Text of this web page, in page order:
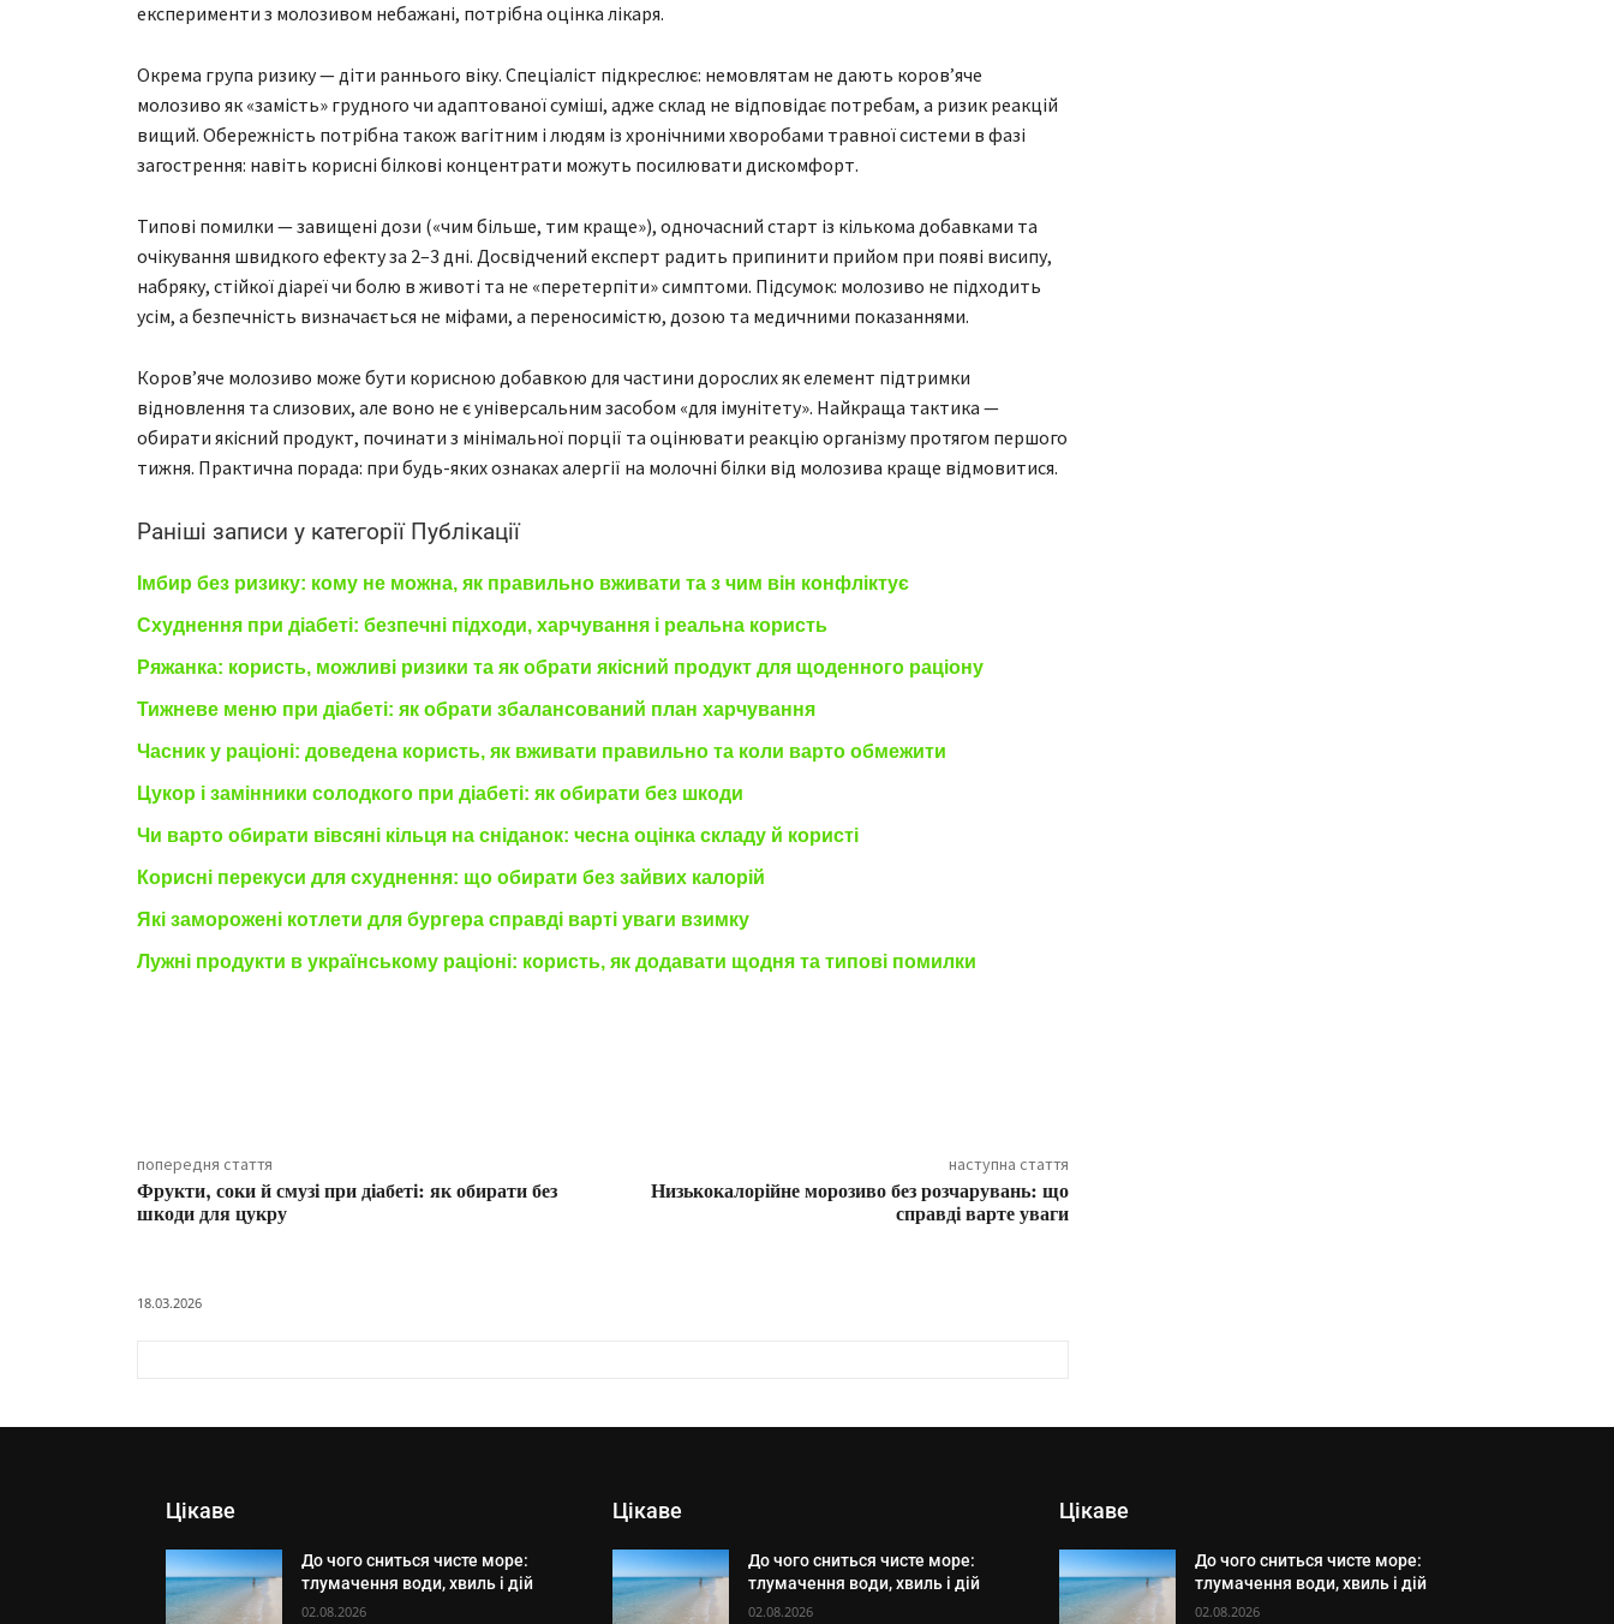
експерименти з молозивом небажані, потрібна оцінка лікаря.
Окрема група ризику — діти раннього віку. Спеціаліст підкреслює: немовлятам не дають коров’яче
молозиво як «замість» грудного чи адаптованої суміші, адже склад не відповідає потребам, а ризик реакцій
вищий. Обережність потрібна також вагітним і людям із хронічними хворобами травної системи в фазі
загострення: навіть корисні білкові концентрати можуть посилювати дискомфорт.
Типові помилки — завищені дози («чим більше, тим краще»), одночасний старт із кількома добавками та
очікування швидкого ефекту за 2–3 дні. Досвідчений експерт радить припинити прийом при появі висипу,
набряку, стійкої діареї чи болю в животі та не «перетерпіти» симптоми. Підсумок: молозиво не підходить
усім, а безпечність визначається не міфами, а переносимістю, дозою та медичними показаннями.
Коров’яче молозиво може бути корисною добавкою для частини дорослих як елемент підтримки
відновлення та слизових, але воно не є універсальним засобом «для імунітету». Найкраща тактика —
обирати якісний продукт, починати з мінімальної порції та оцінювати реакцію організму протягом першого
тижня. Практична порада: при будь-яких ознаках алергії на молочні білки від молозива краще відмовитися.
Раніші записи у категорії Публікації
Імбир без ризику: кому не можна, як правильно вживати та з чим він конфліктує
Схуднення при діабеті: безпечні підходи, харчування і реальна користь
Ряжанка: користь, можливі ризики та як обрати якісний продукт для щоденного раціону
Тижневе меню при діабеті: як обрати збалансований план харчування
Часник у раціоні: доведена користь, як вживати правильно та коли варто обмежити
Цукор і замінники солодкого при діабеті: як обирати без шкоди
Чи варто обирати вівсяні кільця на сніданок: чесна оцінка складу й користі
Корисні перекуси для схуднення: що обирати без зайвих калорій
Які заморожені котлети для бургера справді варті уваги взимку
Лужні продукти в українському раціоні: користь, як додавати щодня та типові помилки
попередня стаття
Фрукти, соки й смузі при діабеті: як обирати без
шкоди для цукру
наступна стаття
Низькокалорійне морозиво без розчарувань: що
справді варте уваги
18.03.2026
Цікаве
До чого сниться чисте море:
тлумачення води, хвиль і дій
02.08.2026
Цікаве
До чого сниться чисте море:
тлумачення води, хвиль і дій
02.08.2026
Цікаве
До чого сниться чисте море:
тлумачення води, хвиль і дій
02.08.2026